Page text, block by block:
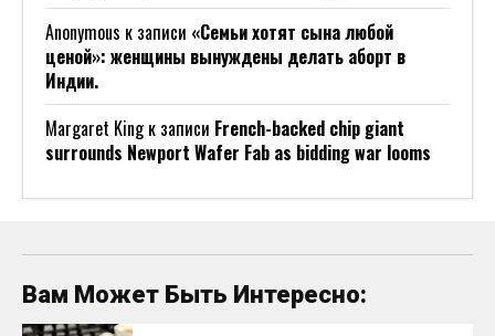
Anonymous к записи «Семьи хотят сына любой
ценой»: женщины вынуждены делать аборт в
Индии.
Margaret Kingк записи French-backed chip giant
surrounds Newport Wafer Fab as bidding war looms
Вам Может Быть Интересно: